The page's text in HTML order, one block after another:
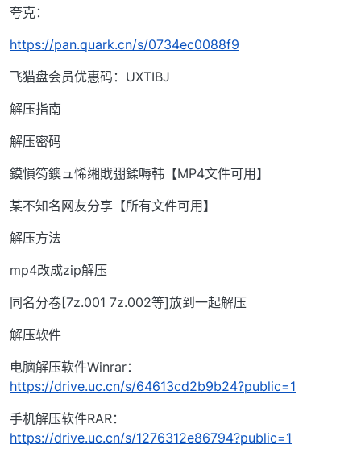
夸克：
https://pan.quark.cn/s/0734ec0088f9
飞猫盘会员优惠码：UXTIBJ
解压指南
解压密码
鏌愪笉鐭ュ悕缃戝弸鍒嗕韩【MP4文件可用】
某不知名网友分享【所有文件可用】
解压方法
mp4改成zip解压
同名分卷[7z.001 7z.002等]放到一起解压
解压软件
电脑解压软件Winrar：
https://drive.uc.cn/s/64613cd2b9b24?public=1
手机解压软件RAR：
https://drive.uc.cn/s/1276312e86794?public=1